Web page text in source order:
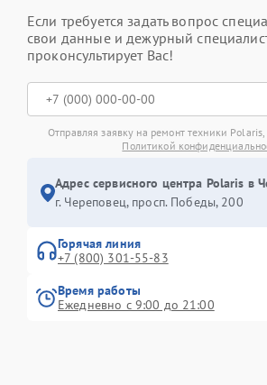
Если требуется задать вопрос
свои данные и дежурный
проконсультирует Вас!
Отправляя заявку на ремонт техники
Политикой
Адрес сервисного центра Polaris в
г. Череповец, просп. Победы, 200
Горячая линия
+7 (800) 301-55-83
Время работы
Ежедневно с 9:00 до 21:00